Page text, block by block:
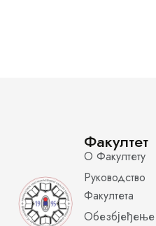
Факултет
О Факултету
Руководство
Факултета
Обезбјеђење